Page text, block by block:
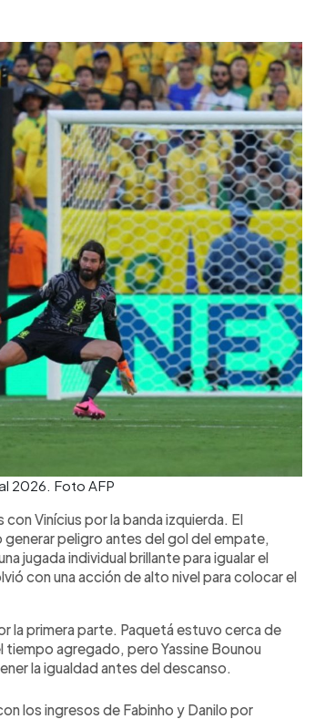
2026. Foto AFP
Vinícius por la banda izquierda. El
peligro antes del gol del empate,
jugada individual brillante para igualar el
con una acción de alto nivel para colocar el
la primera parte. Paquetá estuvo cerca de
tiempo agregado, pero Yassine Bounou
la igualdad antes del descanso.
los ingresos de Fabinho y Danilo por